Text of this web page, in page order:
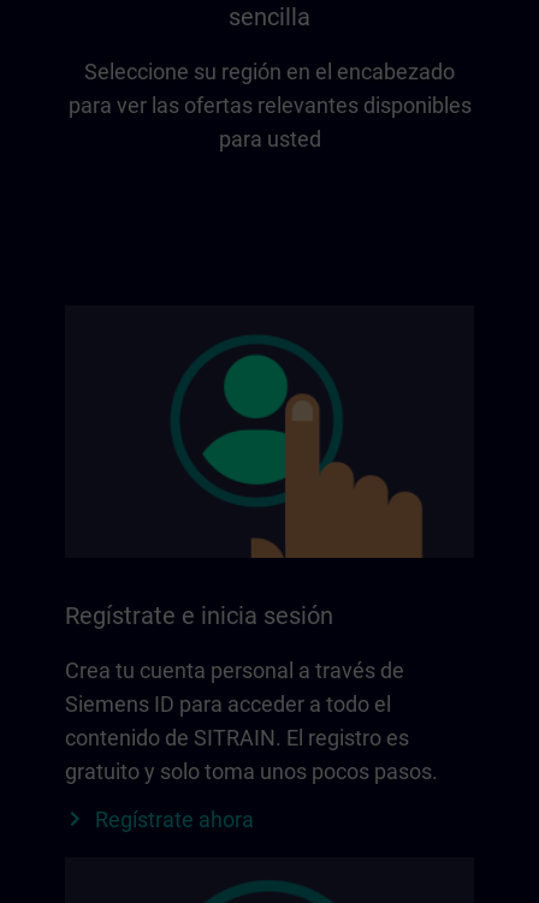
sencilla
Seleccione su región en el encabezado
para ver las ofertas relevantes disponibles
para usted
Regístrate e inicia sesión
Crea tu cuenta personal a través de
Siemens ID para acceder a todo el
contenido de SITRAIN. El registro es
gratuito y solo toma unos pocos pasos.
Regístrate ahora